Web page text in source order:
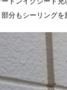
分もシーリングを